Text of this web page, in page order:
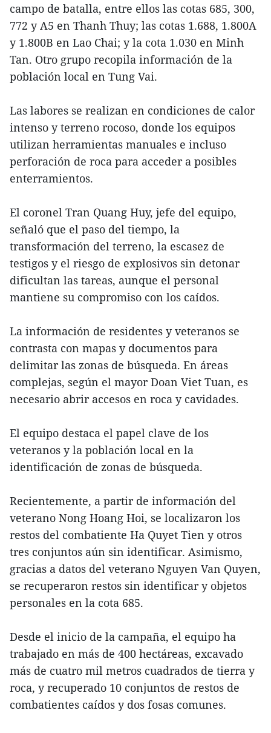
campo de batalla, entre ellos las cotas 685, 300,
772 y A5 en Thanh Thuy; las cotas 1.688, 1.800A
y 1.800B en Lao Chai; y la cota 1.030 en Minh
Tan. Otro grupo recopila información de la
población local en Tung Vai.
Las labores se realizan en condiciones de calor
intenso y terreno rocoso, donde los equipos
utilizan herramientas manuales e incluso
perforación de roca para acceder a posibles
enterramientos.
El coronel Tran Quang Huy, jefe del equipo,
señaló que el paso del tiempo, la
transformación del terreno, la escasez de
testigos y el riesgo de explosivos sin detonar
dificultan las tareas, aunque el personal
mantiene su compromiso con los caídos.
La información de residentes y veteranos se
contrasta con mapas y documentos para
delimitar las zonas de búsqueda. En áreas
complejas, según el mayor Doan Viet Tuan, es
necesario abrir accesos en roca y cavidades.
El equipo destaca el papel clave de los
veteranos y la población local en la
identificación de zonas de búsqueda.
Recientemente, a partir de información del
veterano Nong Hoang Hoi, se localizaron los
restos del combatiente Ha Quyet Tien y otros
tres conjuntos aún sin identificar. Asimismo,
gracias a datos del veterano Nguyen Van Quyen,
se recuperaron restos sin identificar y objetos
personales en la cota 685.
Desde el inicio de la campaña, el equipo ha
trabajado en más de 400 hectáreas, excavado
más de cuatro mil metros cuadrados de tierra y
roca, y recuperado 10 conjuntos de restos de
combatientes caídos y dos fosas comunes.